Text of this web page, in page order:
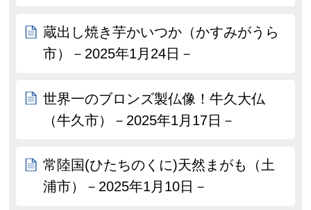
蔵出し焼き芋かいつか（かすみがうら
市）－2025年1月24日－
世界一のブロンズ製仏像！牛久大仏
（牛久市）－2025年1月17日－
常陸国(ひたちのくに)天然まがも（土
浦市）－2025年1月10日－